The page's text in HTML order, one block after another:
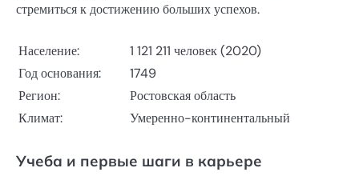
стремиться к достижению больших успехов.
Население:
1 121 211 человек (2020)
Год основания:
1749
Регион:
Ростовская область
Климат:
Умеренно-континентальный
Учеба и первые шаги в карьере